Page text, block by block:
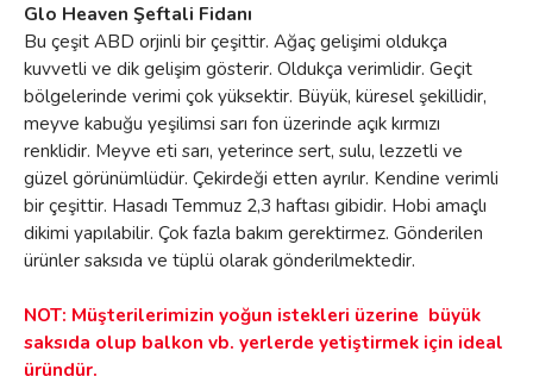
Glo Heaven Şeftali Fidanı
Bu çeşit ABD orjinli bir çeşittir. Ağaç gelişimi oldukça
kuvvetli ve dik gelişim gösterir. Oldukça verimlidir. Geçit
bölgelerinde verimi çok yüksektir. Büyük, küresel şekillidir,
meyve kabuğu yeşilimsi sarı fon üzerinde açık kırmızı
renklidir. Meyve eti sarı, yeterince sert, sulu, lezzetli ve
güzel görünümlüdür. Çekirdeği etten ayrılır. Kendine verimli
bir çeşittir. Hasadı Temmuz 2,3 haftası gibidir. Hobi amaçlı
dikimi yapılabilir. Çok fazla bakım gerektirmez. Gönderilen
ürünler saksıda ve tüplü olarak gönderilmektedir.
NOT: Müşterilerimizin yoğun istekleri üzerine büyük
saksıda olup balkon vb. yerlerde yetiştirmek için ideal
üründür.